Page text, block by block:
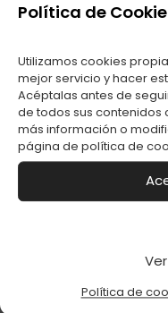
Política de
Utilizamos cookies
mejor servicio y hacer
Acéptalas antes de
de todos sus contenidos
más información o
página de política de
Política de
BLUE C-50